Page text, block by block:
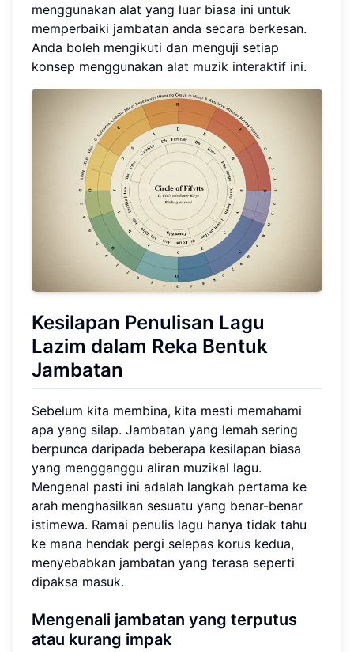
menggunakan alat yang luar biasa ini untuk
memperbaiki jambatan anda secara berkesan.
Anda boleh mengikuti dan menguji setiap
konsep menggunakan alat muzik interaktif ini.
Kesilapan Penulisan Lagu
Lazim dalam Reka Bentuk
Jambatan
Sebelum kita membina, kita mesti memahami
apa yang silap. Jambatan yang lemah sering
berpunca daripada beberapa kesilapan biasa
yang mengganggu aliran muzikal lagu.
Mengenal pasti ini adalah langkah pertama ke
arah menghasilkan sesuatu yang benar-benar
istimewa. Ramai penulis lagu hanya tidak tahu
ke mana hendak pergi selepas korus kedua,
menyebabkan jambatan yang terasa seperti
dipaksa masuk.
Mengenali jambatan yang terputus
atau kurang impak